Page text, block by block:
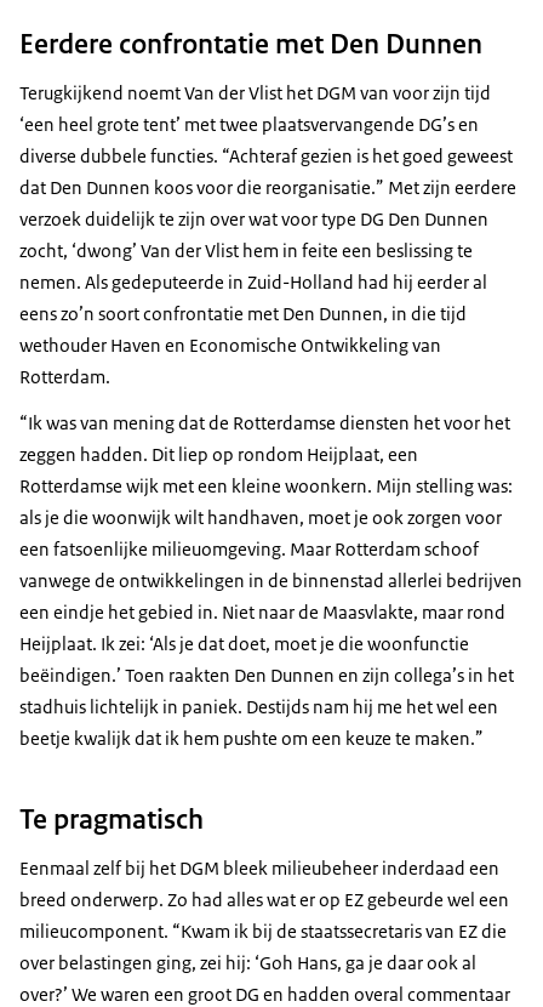
Eerdere confrontatie met Den Dunnen
Terugkijkend noemt Van der Vlist het DGM van voor zijn tijd
‘een heel grote tent’ met twee plaatsvervangende DG’s en
diverse dubbele functies. “Achteraf gezien is het goed geweest
dat Den Dunnen koos voor die reorganisatie.” Met zijn eerdere
verzoek duidelijk te zijn over wat voor type DG Den Dunnen
zocht, ‘dwong’ Van der Vlist hem in feite een beslissing te
nemen. Als gedeputeerde in Zuid-Holland had hij eerder al
eens zo’n soort confrontatie met Den Dunnen, in die tijd
wethouder Haven en Economische Ontwikkeling van
Rotterdam.
“Ik was van mening dat de Rotterdamse diensten het voor het
zeggen hadden. Dit liep op rondom Heijplaat, een
Rotterdamse wijk met een kleine woonkern. Mijn stelling was:
als je die woonwijk wilt handhaven, moet je ook zorgen voor
een fatsoenlijke milieuomgeving. Maar Rotterdam schoof
vanwege de ontwikkelingen in de binnenstad allerlei bedrijven
een eindje het gebied in. Niet naar de Maasvlakte, maar rond
Heijplaat. Ik zei: ‘Als je dat doet, moet je die woonfunctie
beëindigen.’ Toen raakten Den Dunnen en zijn collega’s in het
stadhuis lichtelijk in paniek. Destijds nam hij me het wel een
beetje kwalijk dat ik hem pushte om een keuze te maken.”
Te pragmatisch
Eenmaal zelf bij het DGM bleek milieubeheer inderdaad een
breed onderwerp. Zo had alles wat er op EZ gebeurde wel een
milieucomponent. “Kwam ik bij de staatssecretaris van EZ die
over belastingen ging, zei hij: ‘Goh Hans, ga je daar ook al
over?’ We waren een groot DG en hadden overal commentaar